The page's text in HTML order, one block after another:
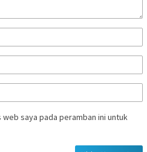
saya pada peramban ini untuk